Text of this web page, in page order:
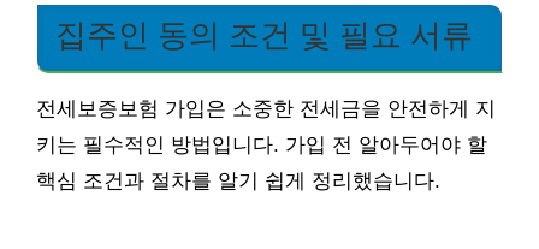
집주인 동의 조건 및 필요 서류
전세보증보험 가입은 소중한 전세금을 안전하게 지
키는 필수적인 방법입니다. 가입 전 알아두어야 할
핵심 조건과 절차를 알기 쉽게 정리했습니다.